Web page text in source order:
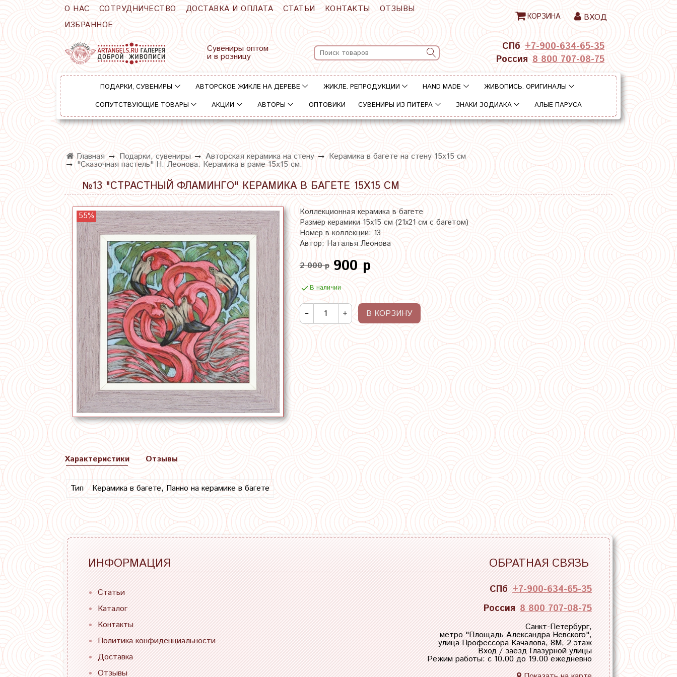
О НАС СОТРУДНИЧЕСТВО ДОСТАВКА И ОПЛАТА СТАТЬИ КОНТАКТЫ
ОТЗЫВЫ
ИЗБРАННОЕ
КОРЗИНА ВХОД
Сувениры оптом
и в розницу
СПб +7-900-634-65-35
Россия 8 800 707-08-75
ПОДАРКИ, СУВЕНИРЫ АВТОРСКОЕ ЖИКЛЕ НА ДЕРЕВЕ ЖИКЛЕ. РЕПРОДУКЦИИ HAND MADE
ЖИВОПИСЬ. ОРИГИНАЛЫ
СОПУТСТВУЮЩИЕ ТОВАРЫ
АКЦИИ АВТОРЫ ОПТОВИКИ СУВЕНИРЫ ИЗ ПИТЕРА ЗНАКИ ЗОДИАКА АЛЫЕ ПАРУСА
Главная Подарки, сувениры Авторская керамика на стену Керамика в багете на стену 15х15 см
"Сказочная пастель" Н. Леонова. Керамика в раме 15х15 см.
№13 "СТРАСТНЫЙ ФЛАМИНГО" КЕРАМИКА В БАГЕТЕ 15Х15 СМ
55%
Коллекционная керамика в багете
Размер керамики 15х15 см (21х21 см с багетом)
Номер в коллекции: 13
Автор: Наталья Леонова
2 000 р 900 р
В наличии
В КОРЗИНУ
Характеристики
Тип Керамика в багете, Панно на керамике в багете
Отзывы
ИНФОРМАЦИЯ
Статьи
Каталог
Контакты
Политика конфиденциальности
Доставка
Отзывы
ОБРАТНАЯ СВЯЗЬ
СПб +7-900-634-65-35
Россия 8 800 707-08-75
Санкт-Петербург,
метро "Площадь Александра Невского",
улица Профессора Качалова, 8М, 2 этаж
Вход / заезд Глазурной улицы
Режим работы: с 10.00 до 19.00 ежедневно